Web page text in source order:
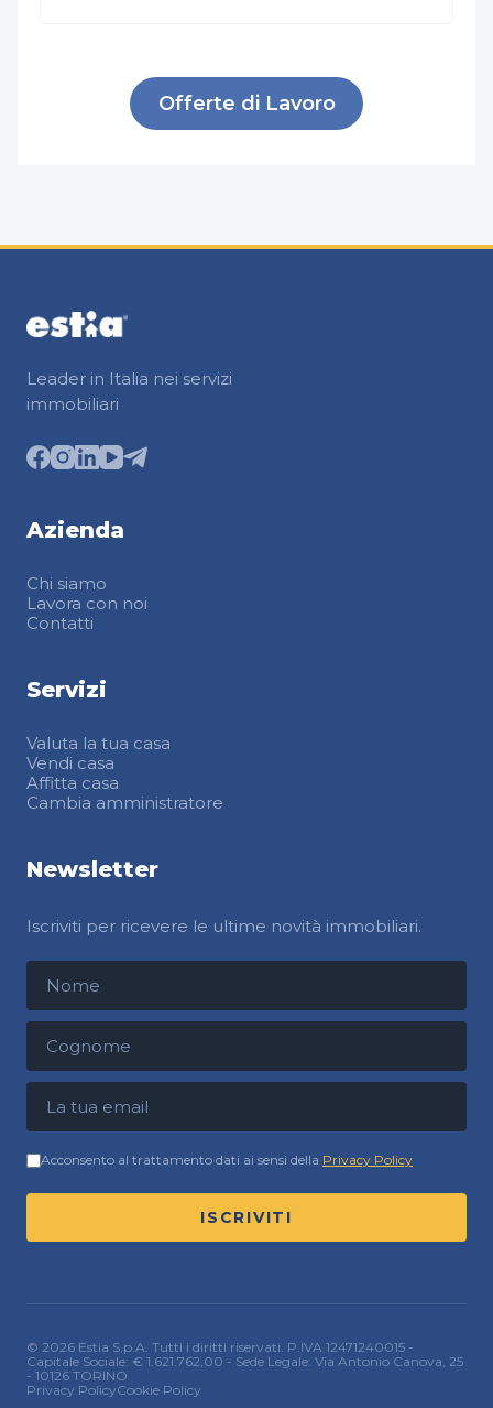
Offerte di Lavoro
Leader in Italia nei servizi
immobiliari
Azienda
Chi siamo
Lavora con noi
Contatti
Servizi
Valuta la tua casa
Vendi casa
Affitta casa
Cambia amministratore
Newsletter
Iscriviti per ricevere le ultime novità immobiliari.
Nome
Cognome
Indirizzo email
Acconsento al trattamento dati ai sensi della Privacy Policy
ISCRIVITI
© 2026 Estia S.p.A. Tutti i diritti riservati. P.IVA 12471240015 -
Capitale Sociale: € 1.621.762,00 - Sede Legale: Via Antonio Canova, 25
- 10126 TORINO
Privacy PolicyCookie Policy